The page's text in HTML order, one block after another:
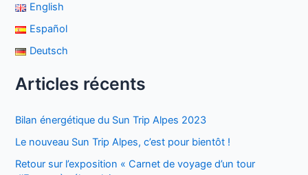
English
Español
Deutsch
Articles récents
Bilan énergétique du Sun Trip Alpes 2023
Le nouveau Sun Trip Alpes, c’est pour bientôt !
Retour sur l’exposition « Carnet de voyage d’un tour